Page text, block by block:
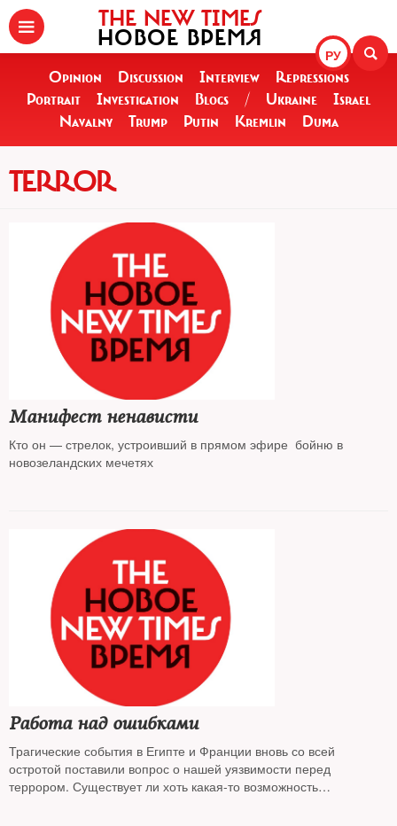
РУ
THE NEW TIMES
НОВОЕ ВРЕМЯ
Opinion Discussion Interview
Repressions
Portrait
Investigation Blogs / Ukraine
Israel
Navalny
Trump Putin Kremlin Duma
TERROR
Манифест ненависти
Кто он — стрелок, устроивший в прямом эфире бойню в
новозеландских мечетях
Работа над ошибками
Трагические события в Египте и Франции вновь со всей
остротой поставили вопрос о нашей уязвимости перед
террором. Существует ли хоть какая-то возможность